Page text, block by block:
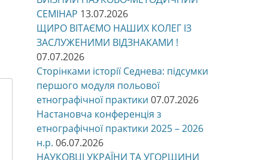
СЕМІНАР 13.07.2026
ЩИРО ВІТАЄМО НАШИХ КОЛЕГ ІЗ
ЗАСЛУЖЕНИМИ ВІДЗНАКАМИ !
07.07.2026
Сторінками історії Седнева: підсумки
першого модуля польової
етнографічної практики 07.07.2026
Настановча конференція з
етнографічної практики 2025 – 2026
н.р. 06.07.2026
НАУКОВЦІ УКРАЇНИ ТА УГОРЩИНИ